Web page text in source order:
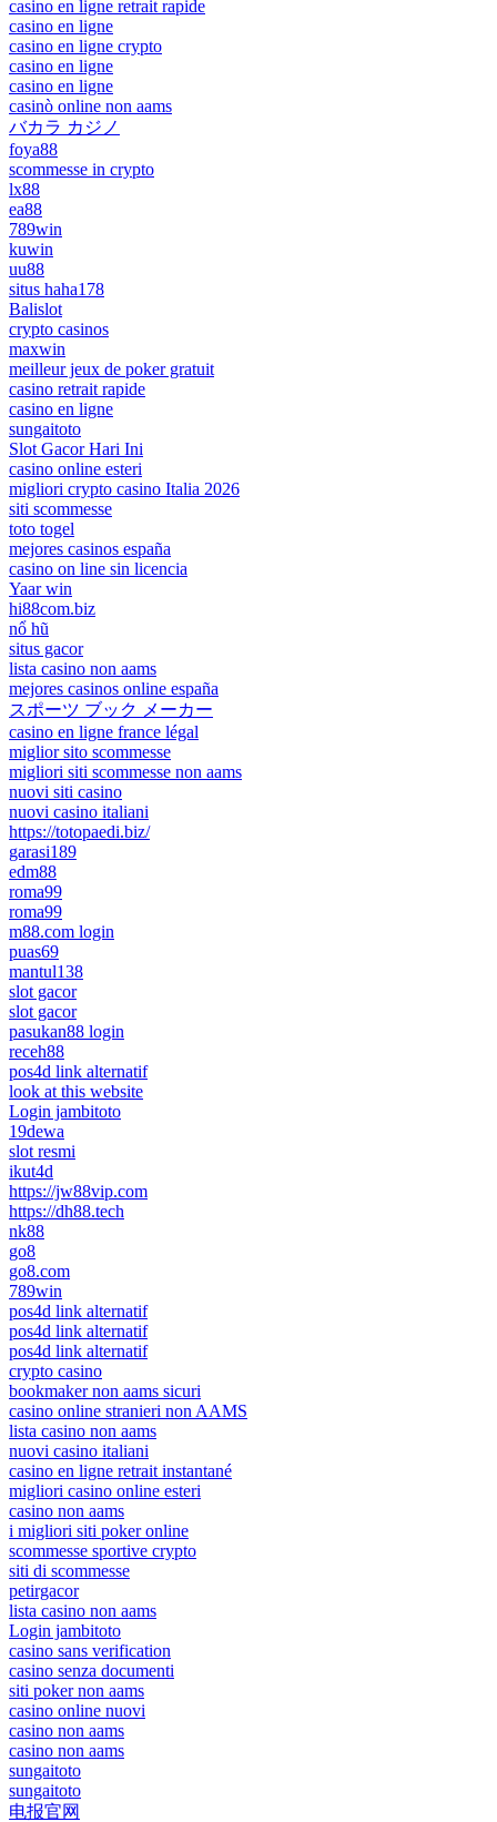
casino en ligne retrait rapide
casino en ligne
casino en ligne crypto
casino en ligne
casino en ligne
casinò online non aams
バカラ カジノ
foya88
scommesse in crypto
lx88
ea88
789win
kuwin
uu88
situs haha178
Balislot
crypto casinos
maxwin
meilleur jeux de poker gratuit
casino retrait rapide
casino en ligne
sungaitoto
Slot Gacor Hari Ini
casino online esteri
migliori crypto casino Italia 2026
siti scommesse
toto togel
mejores casinos españa
casino on line sin licencia
Yaar win
hi88com.biz
nổ hũ
situs gacor
lista casino non aams
mejores casinos online españa
スポーツ ブック メーカー
casino en ligne france légal
miglior sito scommesse
migliori siti scommesse non aams
nuovi siti casino
nuovi casino italiani
https://totopaedi.biz/
garasi189
edm88
roma99
roma99
m88.com login
puas69
mantul138
slot gacor
slot gacor
pasukan88 login
receh88
pos4d link alternatif
look at this website
Login jambitoto
19dewa
slot resmi
ikut4d
https://jw88vip.com
https://dh88.tech
nk88
go8
go8.com
789win
pos4d link alternatif
pos4d link alternatif
pos4d link alternatif
crypto casino
bookmaker non aams sicuri
casino online stranieri non AAMS
lista casino non aams
nuovi casino italiani
casino en ligne retrait instantané
migliori casino online esteri
casino non aams
i migliori siti poker online
scommesse sportive crypto
siti di scommesse
petirgacor
lista casino non aams
Login jambitoto
casino sans verification
casino senza documenti
siti poker non aams
casino online nuovi
casino non aams
casino non aams
sungaitoto
sungaitoto
电报官网